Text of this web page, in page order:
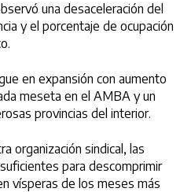
una desaceleración del
y el porcentaje de ocupación
en expansión con aumento
meseta en el AMBA y un
provincias del interior.
organización sindical, las
para descomprimir
vísperas de los meses más